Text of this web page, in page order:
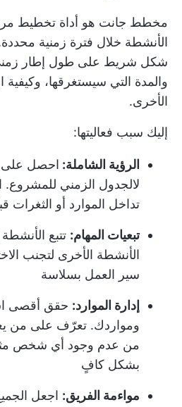
مخطط جانت هو أداة تخطيط
الأنشطة خلال فترة زمنية
شكل شريط على طول إطار
والمدة التي سيستغرقها، وكيفية
الأخرى.
إليك سبب فعاليتها:
الرؤية الشاملة: احصل على
لالجدول الزمني للمشروع.
تداخل الموارد أو
تبعيات المهام: تتبع
الأنشطة الأخرى لتجنب
سير العمل بسلاسة
إدارة الموارد: حقق أقصى
ومواردك. تعرّف على من
من عدم وجود أي شخص
بشكل كافٍ
مواءمة الفريق: اجعل